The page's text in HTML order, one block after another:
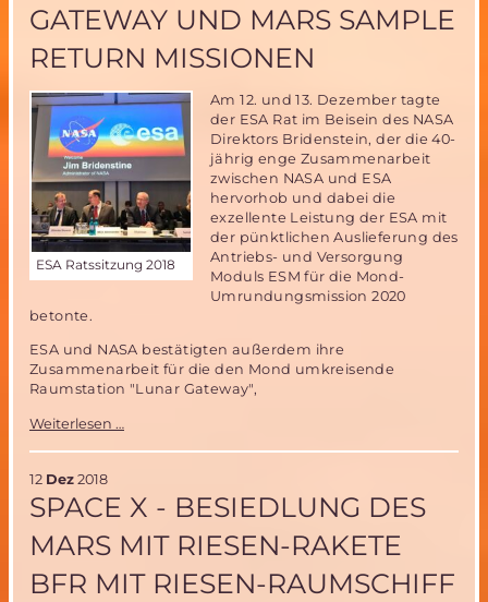
ATEWAY UND MARS SAMPLE R
ETURN MISSIONEN
ESA Ratssitzung 2018
Am 12. und 13. Dezember tagte
der ESA Rat im Beisein des NASA
Direktors Bridenstein, der die 40-
jährig enge Zusammenarbeit
zwischen NASA und ESA
hervorhob und dabei die
exzellente Leistung der ESA mit
der pünktlichen Auslieferung des
Antriebs- und Versorgung
Moduls ESM für die Mond-
Umrundungsmission 2020
betonte.
ESA und NASA bestätigten außerdem ihre
Zusammenarbeit für die den Mond umkreisende
Raumstation "Lunar Gateway",
Weiterlesen …
an
Lunar
Gateway
und
Mars
Sample
12 Dez 2018
SPACE X - BESIEDLUNG DES
MARS MIT RIESEN-RAKETE
BFR MIT RIESEN-RAUMSCHIFF